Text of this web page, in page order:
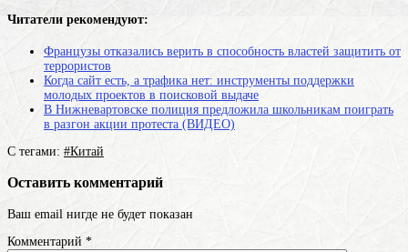
Читатели рекомендуют:
Французы отказались верить в способность властей защитить от
террористов
Когда сайт есть, а трафика нет: инструменты поддержки
молодых проектов в поисковой выдаче
В Нижневартовске полиция предложила школьникам поиграть
в разгон акции протеста (ВИДЕО)
С тегами: #Китай
Оставить комментарий
Ваш email нигде не будет показан
Комментарий *